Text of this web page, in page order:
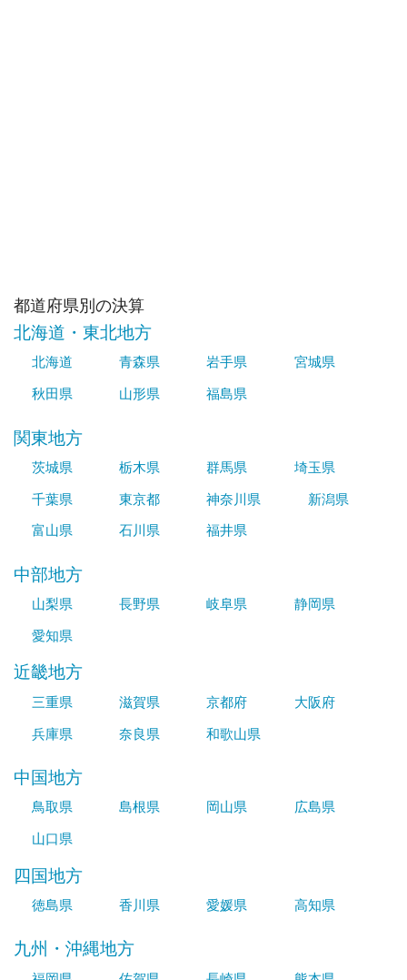
都道府県別の決算
北海道・東北地方
北海道 青森県 岩手県
宮城県
秋田県
山形県 福島県
関東地方
茨城県 栃木県 群馬県
埼玉県
千葉県
東京都 神奈川県
新潟県
富山県
石川県 福井県
中部地方
山梨県 長野県 岐阜県
静岡県
愛知県
近畿地方
三重県 滋賀県 京都府
大阪府
兵庫県
奈良県 和歌山県
中国地方
鳥取県 島根県 岡山県
広島県
山口県
四国地方
徳島県 香川県 愛媛県 高知県
九州・沖縄地方